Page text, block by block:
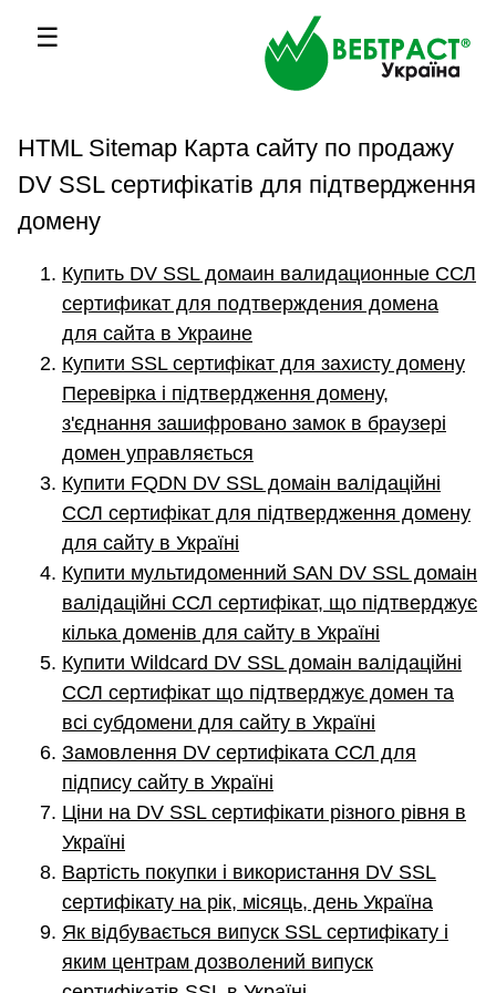
☰
HTML Sitemap Карта сайту по продажу
DV SSL сертифікатів для підтвердження
домену
Купить DV SSL домаин валидационные ССЛ
сертификат для подтверждения домена
для сайта в Украине
Купити SSL сертифікат для захисту домену
Перевірка і підтвердження домену,
з'єднання зашифровано замок в браузері
домен управляється
Купити FQDN DV SSL домаін валідаційні
ССЛ сертифікат для підтвердження домену
для сайту в Україні
Купити мультидоменний SAN DV SSL домаін
валідаційні ССЛ сертифікат, що підтверджує
кілька доменів для сайту в Україні
Купити Wildcard DV SSL домаін валідаційні
ССЛ сертифікат що підтверджує домен та
всі субдомени для сайту в Україні
Замовлення DV сертифіката ССЛ для
підпису сайту в Україні
Ціни на DV SSL сертифікати різного рівня в
Україні
Вартість покупки і використання DV SSL
сертифікату на рік, місяць, день Україна
Як відбувається випуск SSL сертифікату і
яким центрам дозволений випуск